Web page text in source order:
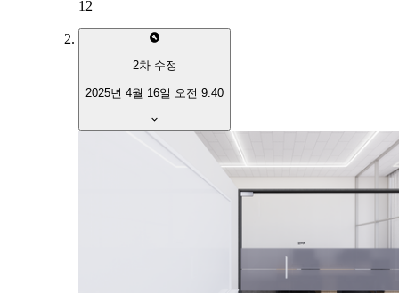
12
2차 수정
2025년 4월 16일 오전 9:40